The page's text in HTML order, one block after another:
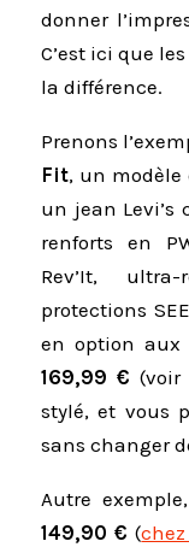
donner
C’est ici que les
la différence.
Prenons
Fit, un modèle
un jean Levi’s
renforts en
Rev’It,
protections
en option aux
169,99 € (voir
stylé, et vous
sans changer
Autre
149,90 € (